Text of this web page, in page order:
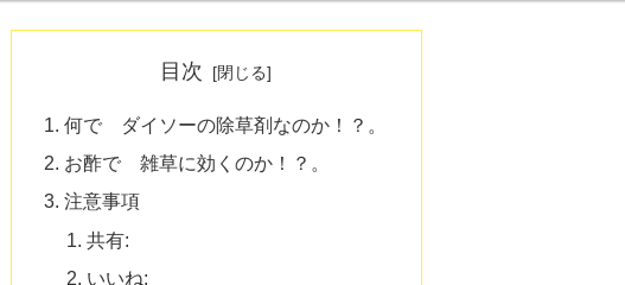
目次
何で ダイソーの除草剤なのか！？。
お酢で 雑草に効くのか！？。
注意事項
共有:
いいね: